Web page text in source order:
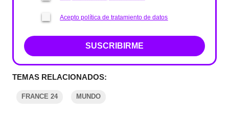
Acepto política de tratamiento de datos
SUSCRIBIRME
TEMAS RELACIONADOS:
FRANCE 24 MUNDO